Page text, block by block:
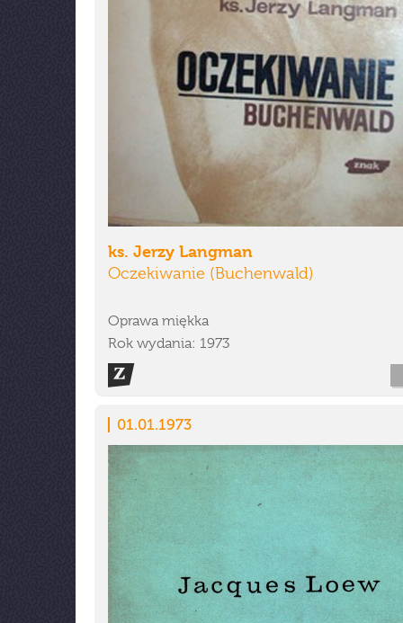
ks. Jerzy Langman
Oczekiwanie (Buchenwald)
Oprawa miękka
Rok wydania: 1973
01.01.1973